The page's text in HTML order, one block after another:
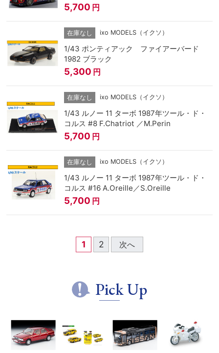
5,700 円
在庫なし ixo MODELS（イクソ）
1/43 ポンティアック ファイアーバード
1982 ブラック
5,300 円
在庫なし ixo MODELS（イクソ）
1/43 ルノー 11 ターボ 1987年ツール・ド・
コルス #8 F.Chatriot ／M.Perin
5,700 円
在庫なし ixo MODELS（イクソ）
1/43 ルノー 11 ターボ 1987年ツール・ド・
コルス #16 A.Oreille／S.Oreille
5,700 円
1 2 次へ
Pick Up